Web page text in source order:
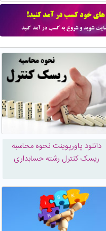
دانلود پاورپوینت نحوه محاسبه
ریسک کنترل رشته حسابداری